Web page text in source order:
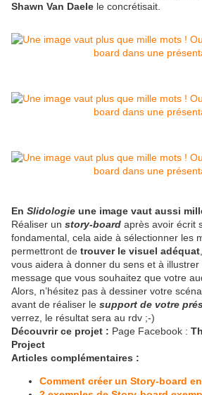
Shawn Van Daele le concrétisait.
En Slidologie une image vaut aussi
Réaliser un story-board après avoir écrit
fondamental, cela aide à sélectionner les
permettront de trouver le visuel adéquat
vous aidera à donner du sens et à
message que vous souhaitez que votre
Alors, n’hésitez pas à dessiner votre
avant de réaliser le support de votre
verrez, le résultat sera au rdv ;-)
Découvrir ce projet : Page Facebook :
Project
Articles complémentaires :
Comment créer un Story-board